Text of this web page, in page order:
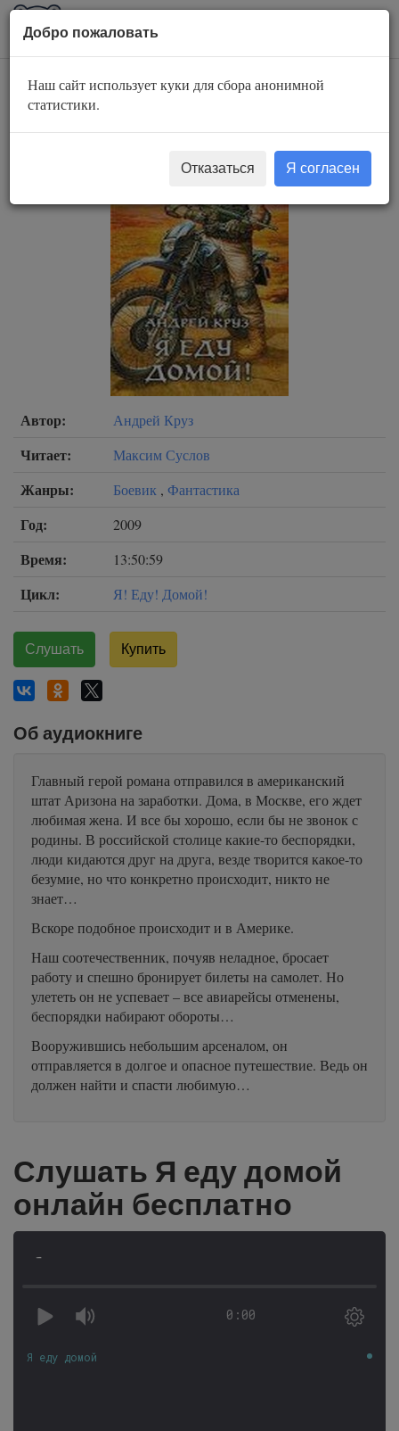
AuBook.org
Я еду домой
Автор: Андрей Круз
Читает: Максим Суслов
Жанры: Боевик , Фантастика
Год: 2009
Время: 13:50:59
Цикл: Я! Еду! Домой!
Слушать Купить
Об аудиокниге
Главный герой романа отправился в американский
штат Аризона на заработки. Дома, в Москве, его ждет
любимая жена. И все бы хорошо, если бы не звонок с
родины. В российской столице какие-то беспорядки,
люди кидаются друг на друга, везде творится какое-то
безумие, но что конкретно происходит, никто не
знает…
Вскоре подобное происходит и в Америке.
Наш соотечественник, почуяв неладное, бросает
работу и спешно бронирует билеты на самолет. Но
улететь он не успевает – все авиарейсы отменены,
беспорядки набирают обороты…
Вооружившись небольшим арсеналом, он
отправляется в долгое и опасное путешествие. Ведь он
должен найти и спасти любимую…
Слушать Я еду домой
онлайн бесплатно
-
0:00
Я еду домой
Добро пожаловать
Наш сайт использует куки для сбора анонимной
статистики.
Отказаться Я согласен